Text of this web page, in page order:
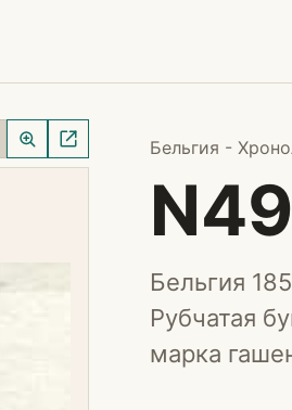
Бельгия -
Бельгия
Рубчатая
марка